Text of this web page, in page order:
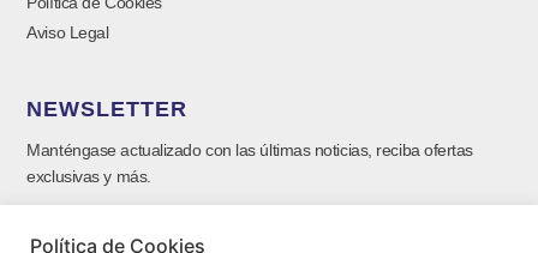
Aviso Legal
NEWSLETTER
Manténgase actualizado con las últimas noticias, reciba ofertas
exclusivas y más.
Política de Cookies